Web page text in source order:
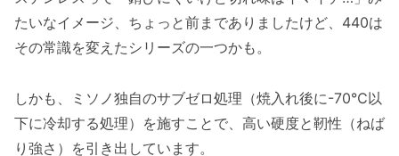
たいなイメージ、ちょっと前までありましたけど、440は
その常識を変えたシリーズの一つかも。
しかも、ミソノ独自のサブゼロ処理（焼入れ後に-70℃以
下に冷却する処理）を施すことで、高い硬度と靭性（ねば
り強さ）を引き出しています。